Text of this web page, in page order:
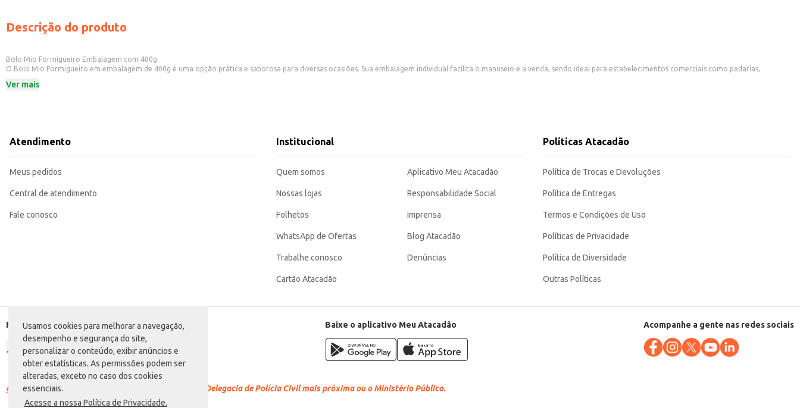
Usamos cookies para melhorar a navegação,
desempenho e segurança do site,
personalizar o conteúdo, exibir anúncios e
obter estatísticas. As permissões podem ser
alteradas, exceto no caso dos cookies
essenciais.
Acesse a nossa Política de Privacidade.
Descrição do produto
Bolo Mio Formigueiro Embalagem com 400g
O Bolo Mio Formigueiro em embalagem de 400g é uma opção prática e saborosa para diversas ocasiões. Sua embalagem individual facilita o manuseio e a venda, sendo ideal para estabelecimentos comerciais como padarias,
Dicas de uso:
O Bolo Mio Formigueiro oferece praticidade e conveniência, sem abrir mão do sabor. Sua embalagem de 400g garante um bom rendimento e facilita o controle de estoque para comerciantes. É uma opção versátil e de fácil
comercialização.
Marca: Mio
Categoria: Bolo
EAN: 7898960256512
Ver mais
Atendimento
Meus pedidos
Central de atendimento
Fale conosco
Institucional
Quem somos
Nossas lojas
Folhetos
WhatsApp de Ofertas
Trabalhe conosco
Cartão Atacadão
Aplicativo Meu Atacadão
Responsabilidade Social
Imprensa
Blog Atacadão
Denúncias
Políticas Atacadão
Política de Trocas e Devoluções
Política de Entregas
Termos e Condições de Uso
Políticas de Privacidade
Política de Diversidade
Outras Políticas
Formas de pagamento Baixe o aplicativo Meu Atacadão Acompanhe a gente nas redes sociais
Racismo é crime. Denuncie. Disque 100 ou procure a Delegacia de Polícia Civil mais próxima ou o Ministério Público.